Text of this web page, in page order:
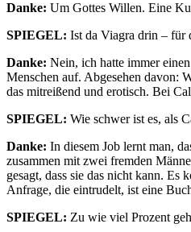
Danke: Um Gottes Willen. Eine
SPIEGEL: Ist da Viagra drin – für
Danke: Nein, ich hatte immer
Menschen auf. Abgesehen davon:
das mitreißend und erotisch. Bei
SPIEGEL: Wie schwer ist es, als
Danke: In diesem Job lernt man,
zusammen mit zwei fremden
gesagt, dass sie das nicht kann.
Anfrage, die eintrudelt, ist eine
SPIEGEL: Zu wie viel Prozent